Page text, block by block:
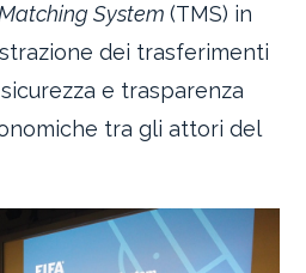
System(TMS) in
dei trasferimenti
e trasparenza
tra gli attori del